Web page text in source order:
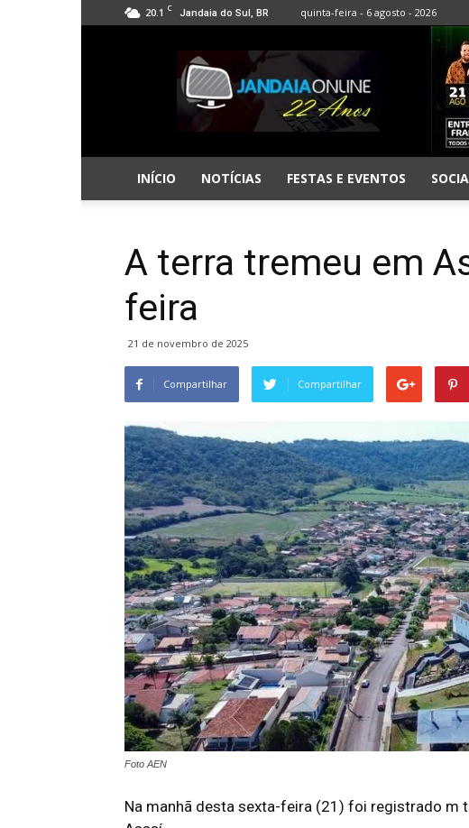
20.1 C Jandaia do Sul, BR quinta-feira - 6 agosto - 2026
Jandaia
Online
INÍCIO NOTÍCIAS FESTAS E EVENTOS
A terra tremeu em
feira
21 de novembro de 2025
Compartilhar Compartilhar
Foto AEN
Na manhã desta sexta-feira (21) foi registrado m